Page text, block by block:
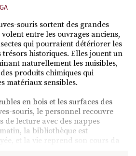
souris sortent des grandes
volent entre les ouvrages anciens,
qui pourraient détériorer les
trésors historiques. Elles jouent un
naturellement les nuisibles,
produits chimiques qui
matériaux sensibles.
en bois et les surfaces des
souris, le personnel recouvre
de lecture avec des nappes
la bibliothèque est
et la vie reprend son cours da